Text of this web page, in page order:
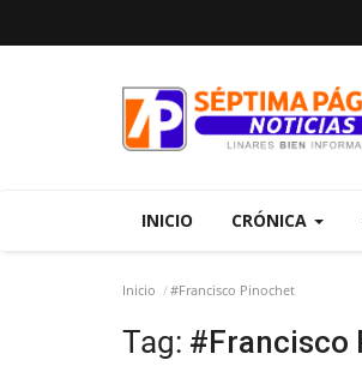
INICIO CRÓNICA
Inicio #Francisco Pinochet
Tag: #Francisco